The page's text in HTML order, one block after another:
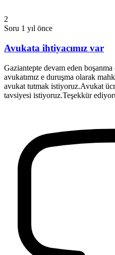
2
Soru 1 yıl önce
Avukata ihtiyacımız var
Gaziantepte devam eden boşanma
avukatımız e duruşma olarak
avukat tutmak istiyoruz.Avukat
tavsiyesi istiyoruz.Teşekkür